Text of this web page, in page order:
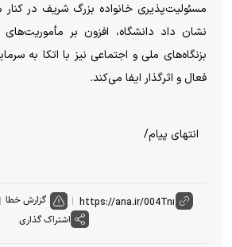
مسئولیت‌پذیری خانواده بزرگ شریف در
نشان داد دانشگاه، افزون بر
بزنگاه‌های ملی و اجتماعی نیز با اتکا به
فعال و اثرگذار ایفا می‌کند.
انتهای پیام/
گزارش خطا
اشتراک گذاری